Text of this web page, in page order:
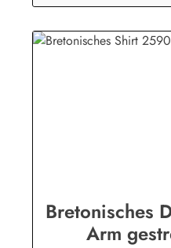
Bretonisches
Arm